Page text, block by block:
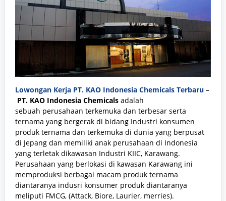
Lowongan Kerja PT. KAO Indonesia Chemicals Terbaru –
PT. KAO Indonesia Chemicals adalah
sebuah perusahaan terkemuka dan terbesar serta
ternama yang bergerak di bidang Industri konsumen
produk ternama dan terkemuka di dunia yang berpusat
di Jepang dan memiliki anak perusahaan di Indonesia
yang terletak dikawasan Industri KIIC, Karawang.
Perusahaan yang berlokasi di kawasan Karawang ini
memproduksi berbagai macam produk ternama
diantaranya indusri konsumer produk diantaranya
meliputi FMCG, (Attack, Biore, Laurier, merries).